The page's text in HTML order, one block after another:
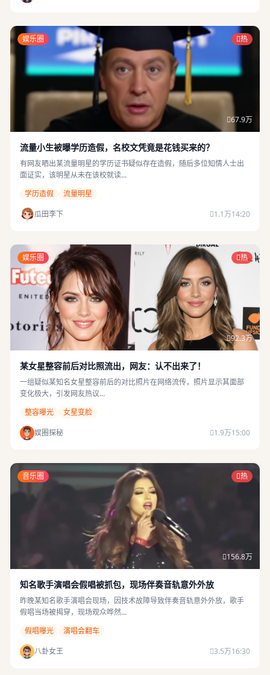
娱乐圈 热
67.9万
流量小生被曝学历造假，名校文凭竟是花钱买来的？
有网友晒出某流量明星的学历证书疑似存在造假，随后多位知情人士出
面证实，该明星从未在该校就读...
学历造假
流量明星
瓜田李下
1.1万14:20
娱乐圈 热
92.3万
某女星整容前后对比照流出，网友：认不出来了！
一组疑似某知名女星整容前后的对比照片在网络流传，照片显示其面部
变化极大，引发网友热议...
整容曝光
女星变脸
娱圈探秘
1.9万15:00
音乐圈 热
156.8万
知名歌手演唱会假唱被抓包，现场伴奏音轨意外外放
昨晚某知名歌手演唱会现场，因技术故障导致伴奏音轨意外外放，歌手
假唱当场被揭穿，现场观众哗然...
假唱曝光
演唱会翻车
八卦女王
3.5万16:30